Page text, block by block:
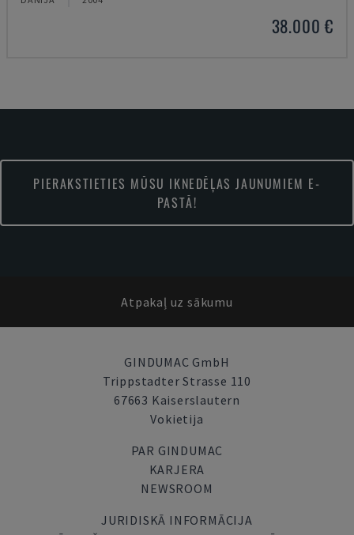
38.000 €
PIERAKSTIETIES MŪSU IKNEDĒĻAS JAUNUMIEM E-
PASTĀ!
Atpakaļ uz sākumu
GINDUMAC GmbH
Trippstadter Strasse 110
67663 Kaiserslautern
Vokietija
PAR GINDUMAC
KARJERA
NEWSROOM
JURIDISKĀ INFORMĀCIJA